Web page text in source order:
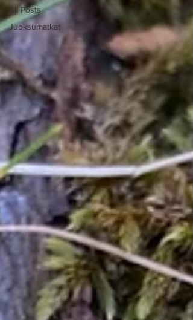
All Posts
Juoksumatkat